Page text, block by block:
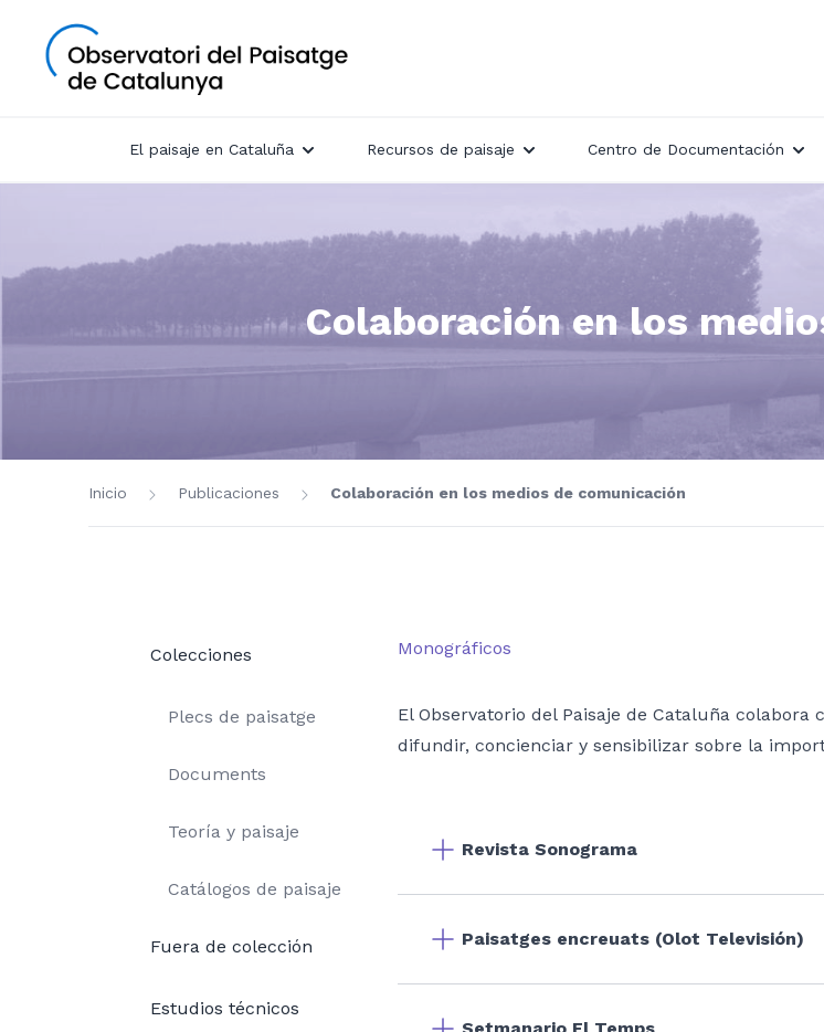
El paisaje en Cataluña Recursos de paisaje Centro de Documentación
Colaboración en los
Inicio Publicaciones Colaboración en los medios de comunicación
Colecciones
Plecs de paisatge
Documents
Teoría y paisaje
Catálogos de paisaje
Fuera de colección
Estudios técnicos
Monográficos
El Observatorio del Paisaje de Cataluña
difundir, concienciar y sensibilizar sobre la
Revista Sonograma
Paisatges encreuats (Olot Televisión)